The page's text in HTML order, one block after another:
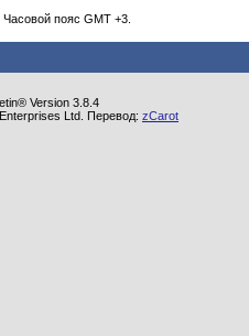
. Часовой пояс GMT +3.
Version 3.8.4
Ltd. Перевод: zCarot